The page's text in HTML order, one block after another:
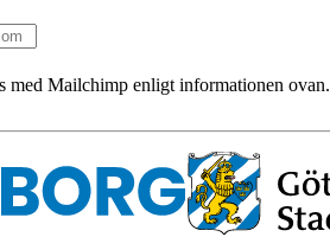
med Mailchimp enligt informationen ovan.